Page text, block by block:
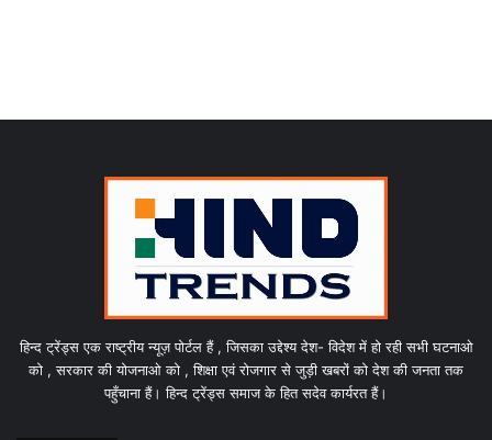
हिन्द ट्रेंड्स एक राष्ट्रीय न्यूज़ पोर्टल हैं , जिसका उद्देश्य देश- विदेश में हो रही सभी घटनाओ
को , सरकार की योजनाओ को , शिक्षा एवं रोजगार से जुड़ी खबरों को देश की जनता तक
पहुँचाना हैं। हिन्द ट्रेंड्स समाज के हित सदेव कार्यरत हैं।